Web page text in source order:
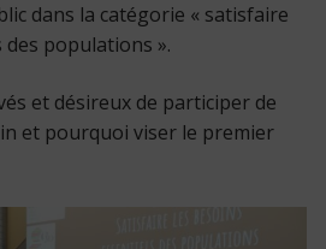
dans la catégorie « satisfaire
populations ».
et désireux de participer de
et pourquoi viser le premier